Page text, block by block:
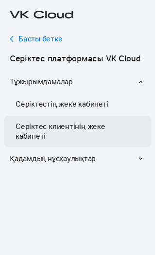
Басты бетке
Серіктес платформасы VK Cloud
Тұжырымдамалар
Серіктестің жеке кабинеті
Серіктес клиентінің жеке
кабинеті
Қадамдық нұсқаулықтар